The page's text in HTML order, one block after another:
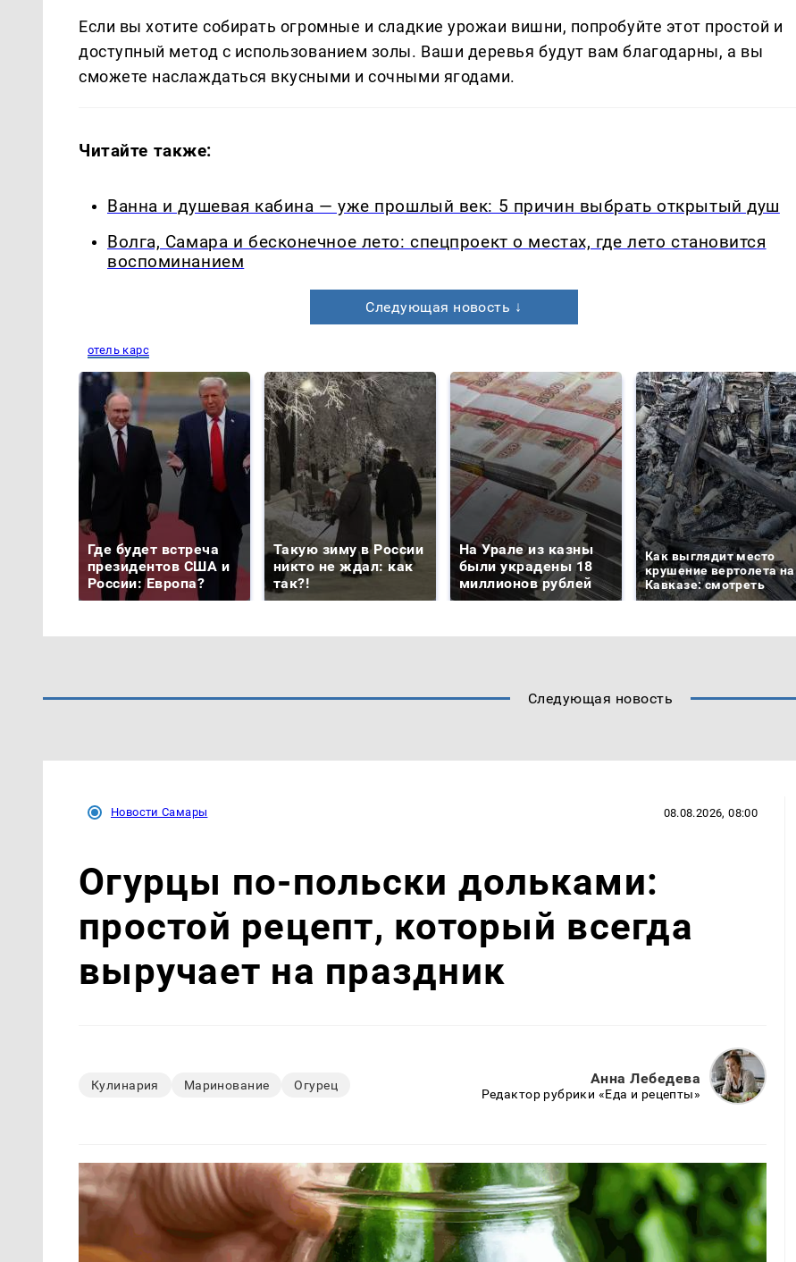
Если вы хотите собирать огромные и сладкие урожаи вишни, попробуйте этот простой и
доступный метод с использованием золы. Ваши деревья будут вам благодарны, а вы
сможете наслаждаться вкусными и сочными ягодами.
Читайте также:
Ванна и душевая кабина — уже прошлый век: 5 причин выбрать открытый душ
Волга, Самара и бесконечное лето: спецпроект о местах, где лето становится
воспоминанием
Следующая новость ↓
отель карс
Где будет встреча
президентов США и
России: Европа?
Такую зиму в России
никто не ждал: как
так?!
На Урале из казны
были украдены 18
миллионов рублей
Как выглядит место
крушение вертолета на
Кавказе: смотреть
Следующая новость
Новости Самары 08.08.2026, 08:00
Огурцы по‑польски дольками:
простой рецепт, который всегда
выручает на праздник
Кулинария Маринование Огурец Анна Лебедева
Редактор рубрики «Еда и рецепты»